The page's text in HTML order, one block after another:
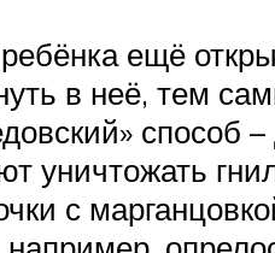
ещё
в неё, тем
способ
уничтожать
с